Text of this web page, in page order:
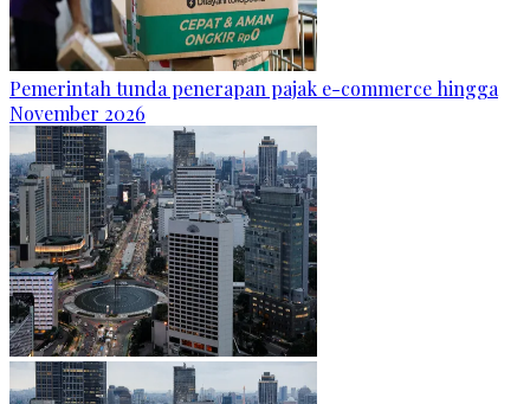
Pemerintah tunda penerapan pajak e-commerce hingga
November 2026